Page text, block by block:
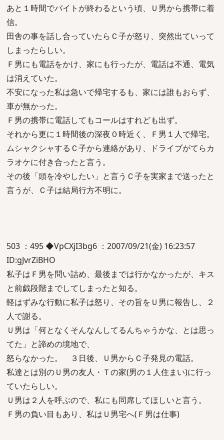
あと１時間でバイトが終わるという頃、Ｕ男から携帯に着
信。
田舎の事を話し合っていたらＣ子が怒り、突然出ていって
しまったらしい。
Ｆ男にも電話をかけ、家にも行ったが、電話は不通、電気
は消えていた。
不安になった私は急いで帰宅するも、家には誰もおらず、
車が無かった。
Ｆ男の携帯に電話してもコールはすれども出ず。
それから更に１時間後の深夜０時近く、Ｆ男１人で帰宅。
ムシャクシャするＣ子から連絡があり、ドライブがてらカ
ラオケに付き合ったと言う。
その後「頭を冷やしたい」と言うＣ子を実家まで送ったと
言うが、Ｃ子は結局行方不明に。
503 ：495 ◆VpCXjI3bg6 ：2007/09/21(金) 16:23:57
ID:gJvrZiBHO
私子はＦ男を問い詰め、最後までは行かなかったが、キス
と前戯段階までしてしまったと知る。
軽はずみな行動に私子は怒り、その旨をＵ男に報告し、２
人で謝る。
Ｕ男は「何となくそんなんしてるんちゃうかな、とは思っ
てた」と諦めの境地で、
怒らなかった。 ３日後、Ｕ男からＣ子発見の電話。
私達とは別のＵ男の友人・Ｔの家(男の１人住まい)に行っ
ていたらしい。
Ｕ男は２人を呼ぶので、私にも同席してほしいと言う。
Ｆ男の負い目もあり、私はＵ男宅へ(Ｆ男は仕事)